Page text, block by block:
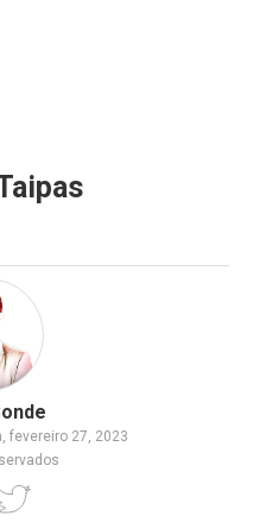
fevereiro 27, 2023